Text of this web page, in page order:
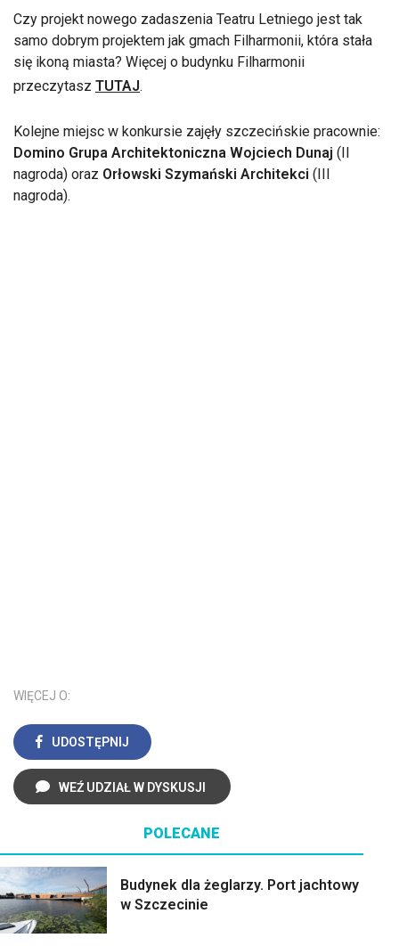
Czy projekt nowego zadaszenia Teatru Letniego jest tak
samo dobrym projektem jak gmach Filharmonii, która stała
się ikoną miasta? Więcej o budynku Filharmonii
przeczytasz TUTAJ.
Kolejne miejsc w konkursie zajęły szczecińskie pracownie:
Domino Grupa Architektoniczna Wojciech Dunaj (II
nagroda) oraz Orłowski Szymański Architekci (III
nagroda).
WIĘCEJ O:
UDOSTĘPNIJ
WEŹ UDZIAŁ W DYSKUSJI
POLECANE
Budynek dla żeglarzy. Port jachtowy
w Szczecinie